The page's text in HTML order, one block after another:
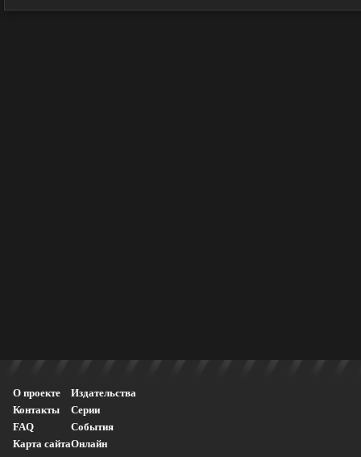
О проекте
Контакты
FAQ
Карта сайта
Издательства
Серии
События
Онлайн